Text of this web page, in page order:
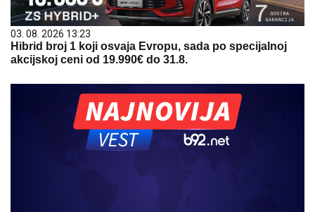
03. 08. 2026 13:23
Hibrid broj 1 koji osvaja Evropu, sada po specijalnoj
akcijskoj ceni od 19.990€ do 31.8.